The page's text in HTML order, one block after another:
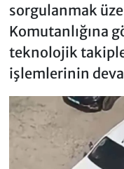
sorgulanmak
Komutanlığına
teknolojik
işlemlerinin